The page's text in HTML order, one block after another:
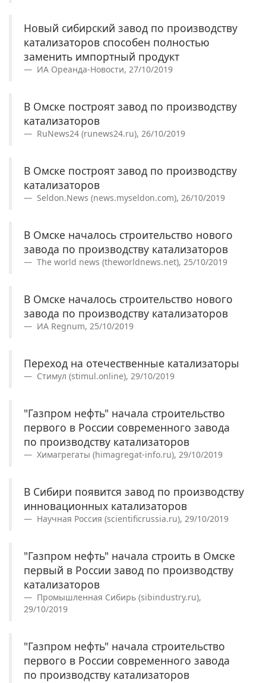
Новый сибирский завод по производству
катализаторов способен полностью
заменить импортный продукт
ИА Ореанда-Новости, 27/10/2019
В Омске построят завод по производству
катализаторов
RuNews24 (runews24.ru), 26/10/2019
В Омске построят завод по производству
катализаторов
Seldon.News (news.myseldon.com), 26/10/2019
В Омске началось строительство нового
завода по производству катализаторов
The world news (theworldnews.net), 25/10/2019
В Омске началось строительство нового
завода по производству катализаторов
ИА Regnum, 25/10/2019
Переход на отечественные катализаторы
Стимул (stimul.online), 29/10/2019
"Газпром нефть" начала строительство
первого в России современного завода
по производству катализаторов
Химагрегаты (himagregat-info.ru), 29/10/2019
В Сибири появится завод по производству
инновационных катализаторов
Научная Россия (scientificrussia.ru), 29/10/2019
"Газпром нефть" начала строить в Омске
первый в России завод по производству
катализаторов
Промышленная Сибирь (sibindustry.ru),
29/10/2019
"Газпром нефть" начала строительство
первого в России современного завода
по производству катализаторов